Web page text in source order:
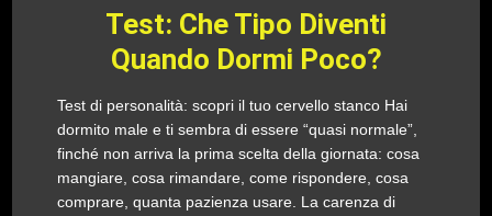
Test: Che Tipo Diventi
Quando Dormi Poco?
Test di personalità: scopri il tuo cervello stanco Hai
dormito male e ti sembra di essere “quasi normale”,
finché non arriva la prima scelta della giornata: cosa
mangiare, cosa rimandare, come rispondere, cosa
comprare, quanta pazienza usare. La carenza di